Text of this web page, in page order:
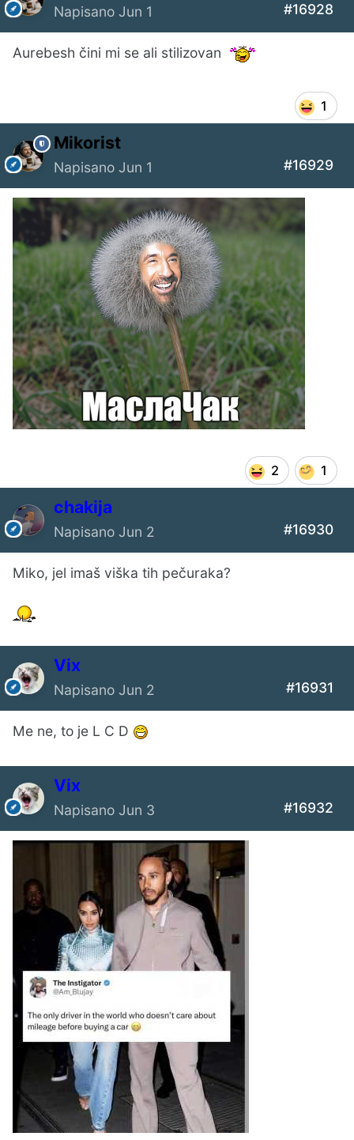
Napisano Jun 1 #16928
Aurebesh čini mi se ali stilizovan
1
Mikorist
Napisano Jun 1 #16929
2 1
chakija
Napisano Jun 2 #16930
Miko, jel imaš viška tih pečuraka?
Vix
Napisano Jun 2 #16931
Me ne, to je L C D
Vix
Napisano Jun 3 #16932